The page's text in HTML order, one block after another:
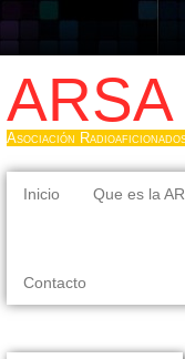
ARSA
Asociación
Inicio Que es la
Contacto